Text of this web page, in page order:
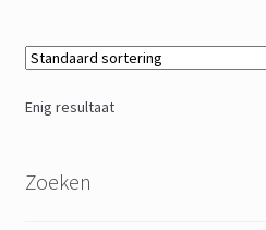
Enig resultaat
Zoeken